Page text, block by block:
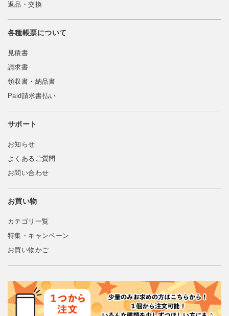
返品・交換
各種帳票について
見積書
請求書
領収書・納品書
Paid請求書払い
サポート
お知らせ
よくあるご質問
お問い合わせ
お買い物
カテゴリ一覧
特集・キャンペーン
お買い物かご